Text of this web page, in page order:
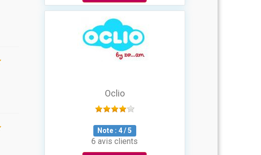
Oclio
Note : 4/5
6 avis clients